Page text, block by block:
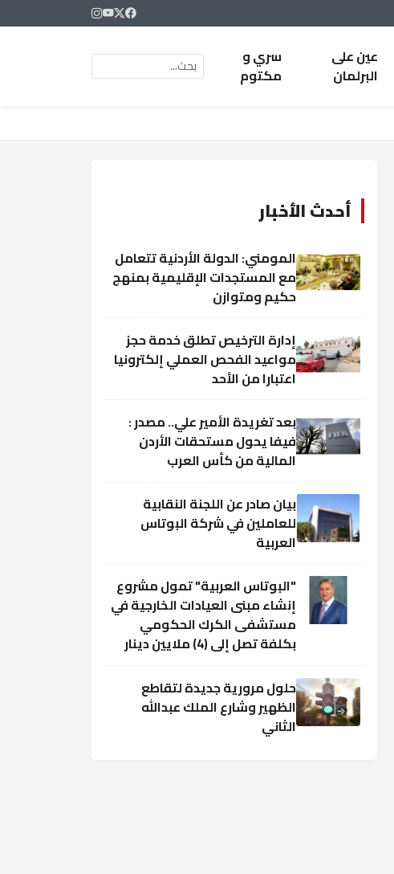
عين على
البرلمان
سري و
مكتوم
أحدث الأخبار
المومني: الدولة الأردنية تتعامل
مع المستجدات الإقليمية بمنهج
حكيم ومتوازن
إدارة الترخيص تطلق خدمة حجز
مواعيد الفحص العملي إلكترونيا
اعتبارا من الأحد
بعد تغريدة الأمير علي.. مصدر :
فيفا يحول مستحقات الأردن
المالية من كأس العرب
بيان صادر عن اللجنة النقابية
للعاملين في شركة البوتاس
العربية
"البوتاس العربية" تمول مشروع
إنشاء مبنى العيادات الخارجية في
مستشفى الكرك الحكومي
بكلفة تصل إلى (4) ملايين دينار
حلول مرورية جديدة لتقاطع
الظهير وشارع الملك عبدالله
الثاني